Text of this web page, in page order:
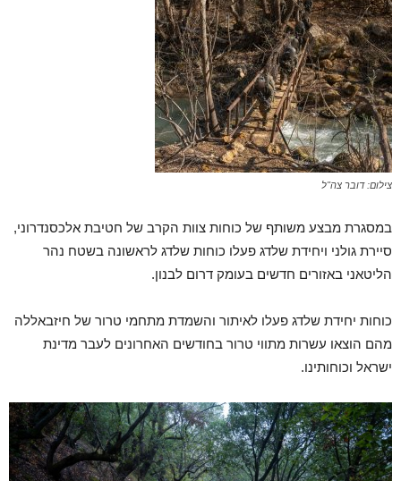
צילום: דובר צה"ל
במסגרת מבצע משותף של כוחות צוות הקרב של חטיבת אלכסנדרוני,
סיירת גולני ויחידת שלדג פעלו כוחות שלדג לראשונה בשטח נהר
הליטאני באזורים חדשים בעומק דרום לבנון.
כוחות יחידת שלדג פעלו לאיתור והשמדת מתחמי טרור של חיזבאללה
מהם הוצאו עשרות מתווי טרור בחודשים האחרונים לעבר מדינת
ישראל וכוחותינו.